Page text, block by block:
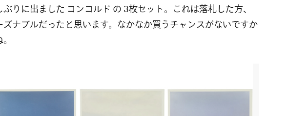
りに出ました コンコルド の 3枚セット。これは落札した方、
ズナブルだったと思います。なかなか買うチャンスがないですか